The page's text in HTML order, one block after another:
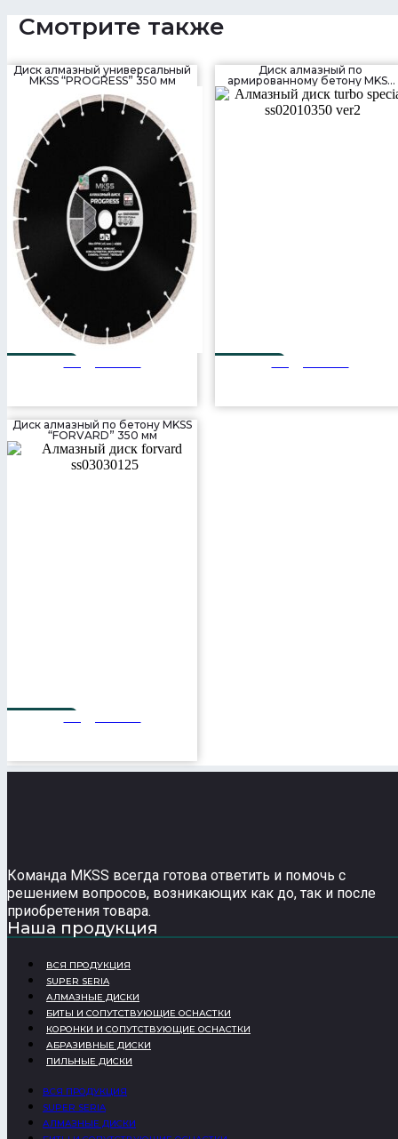
Смотрите также
Диск алмазный универсальный
MKSS “PROGRESS” 350 мм
Диск алмазный по
армированному бетону MKSS
“TURBO SPECIAL” 350 мм
Диск алмазный по бетону MKSS
“FORVARD” 350 мм
Команда MKSS всегда готова ответить и помочь с
решением вопросов, возникающих как до, так и после
приобретения товара.
Наша продукция
ВСЯ ПРОДУКЦИЯ
SUPER SERIA
АЛМАЗНЫЕ ДИСКИ
БИТЫ И СОПУТСТВУЮЩИЕ ОСНАСТКИ
КОРОНКИ И СОПУТСТВУЮЩИЕ ОСНАСТКИ
АБРАЗИВНЫЕ ДИСКИ
ПИЛЬНЫЕ ДИСКИ
ВСЯ ПРОДУКЦИЯ
SUPER SERIA
АЛМАЗНЫЕ ДИСКИ